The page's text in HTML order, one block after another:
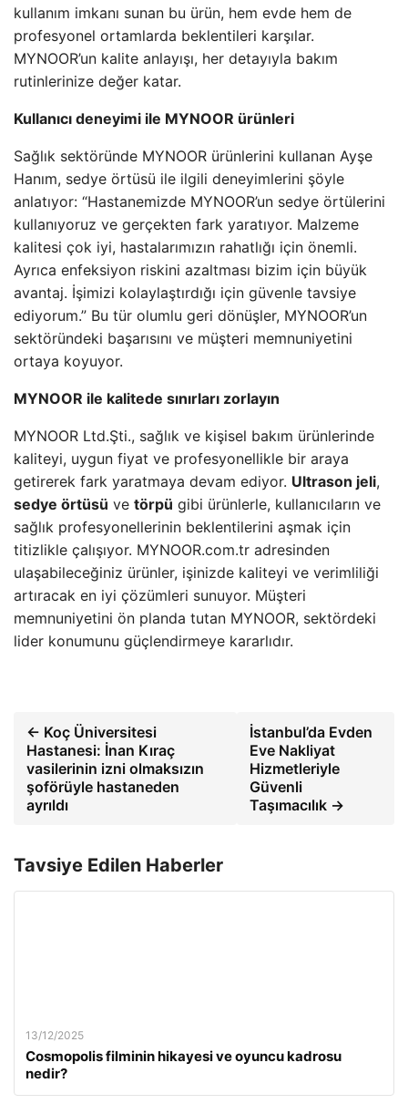
kullanım imkanı sunan bu ürün, hem evde hem de
profesyonel ortamlarda beklentileri karşılar.
MYNOOR’un kalite anlayışı, her detayıyla bakım
rutinlerinize değer katar.
Kullanıcı deneyimi ile MYNOOR ürünleri
Sağlık sektöründe MYNOOR ürünlerini kullanan Ayşe
Hanım, sedye örtüsü ile ilgili deneyimlerini şöyle
anlatıyor: “Hastanemizde MYNOOR’un sedye örtülerini
kullanıyoruz ve gerçekten fark yaratıyor. Malzeme
kalitesi çok iyi, hastalarımızın rahatlığı için önemli.
Ayrıca enfeksiyon riskini azaltması bizim için büyük
avantaj. İşimizi kolaylaştırdığı için güvenle tavsiye
ediyorum.” Bu tür olumlu geri dönüşler, MYNOOR’un
sektöründeki başarısını ve müşteri memnuniyetini
ortaya koyuyor.
MYNOOR ile kalitede sınırları zorlayın
MYNOOR Ltd.Şti., sağlık ve kişisel bakım ürünlerinde
kaliteyi, uygun fiyat ve profesyonellikle bir araya
getirerek fark yaratmaya devam ediyor. Ultrason jeli,
sedye örtüsü ve törpü gibi ürünlerle, kullanıcıların ve
sağlık profesyonellerinin beklentilerini aşmak için
titizlikle çalışıyor. MYNOOR.com.tr adresinden
ulaşabileceğiniz ürünler, işinizde kaliteyi ve verimliliği
artıracak en iyi çözümleri sunuyor. Müşteri
memnuniyetini ön planda tutan MYNOOR, sektördeki
lider konumunu güçlendirmeye kararlıdır.
← Koç Üniversitesi
Hastanesi: İnan Kıraç
vasilerinin izni olmaksızın
şoförüyle hastaneden
ayrıldı
İstanbul’da Evden
Eve Nakliyat
Hizmetleriyle
Güvenli
Taşımacılık →
Tavsiye Edilen Haberler
13/12/2025
Cosmopolis filminin hikayesi ve oyuncu kadrosu
nedir?